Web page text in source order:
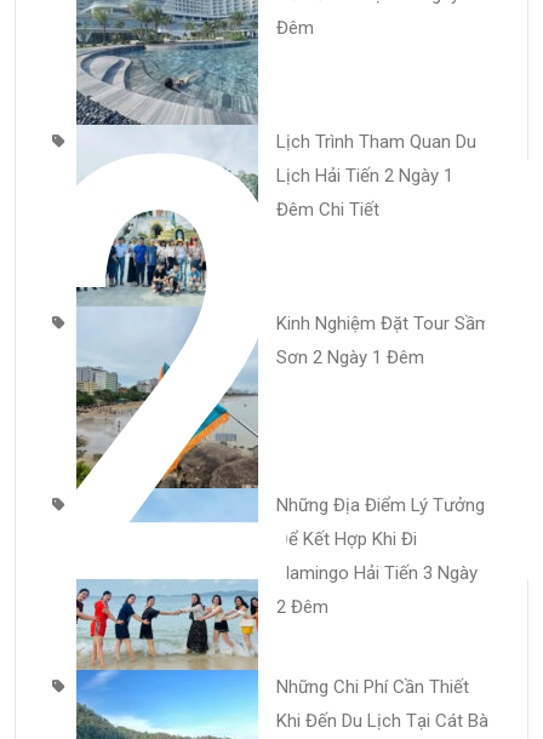
2
Đêm
Lịch Trình Tham Quan Du
Lịch Hải Tiến 2 Ngày 1
Đêm Chi Tiết
Kinh Nghiệm Đặt Tour Sầm
Sơn 2 Ngày 1 Đêm
Những Địa Điểm Lý Tưởng
Để Kết Hợp Khi Đi
Flamingo Hải Tiến 3 Ngày
2 Đêm
Những Chi Phí Cần Thiết
Khi Đến Du Lịch Tại Cát Bà